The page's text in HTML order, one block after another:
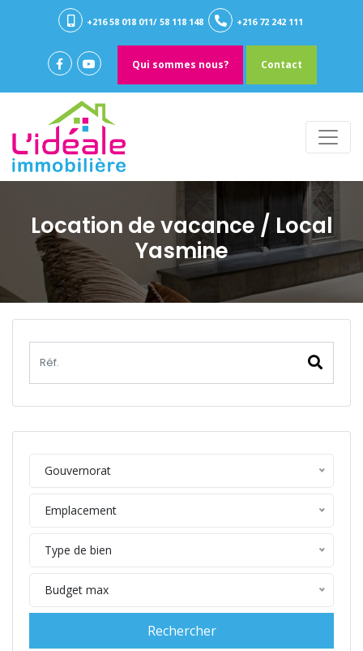
+216 58 018 011/ 58 118 148 +216 72 242 111
Qui sommes nous? Contact
Location de vacance / Local
Yasmine
Gouvernorat
Emplacement
Type de bien
Budget max